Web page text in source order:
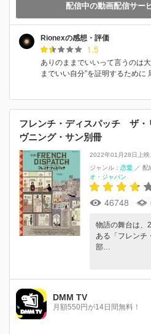
配信中の動画配信サー
Rionexの感想・評価
1.5
ありのままでいいって言うのは
までいい自分”を証明するために
フレンチ・ディスパッチ ザ・
ヴニング・サン別冊
2022年01月28日上映
ジャンル： 恋愛 ／ 配
オ・ジャパン
46748
物語の舞台は、
ある「フレンチ
部…
DMM TV
月額550円が14日間無料！